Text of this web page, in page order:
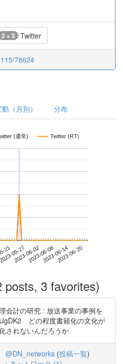
2 + 3 Twitter
78624
（月別） 分布
(通常) Twitter (RT)
2105-27
2023-06-022023-06-082023-06-142023-06-20
posts, 3 favorites)
会計の研究 : 放送事業の事例を
どの程度書籍化の文化が
されないんだろうか
@DN_networks (投稿一覧)